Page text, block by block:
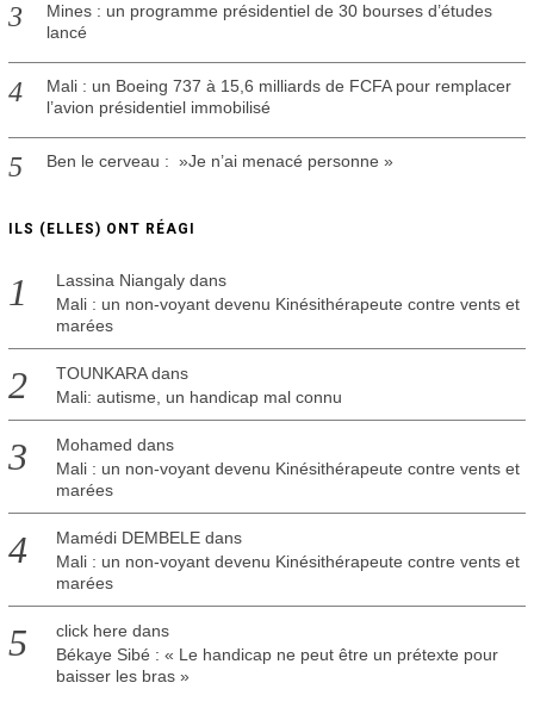
Mines : un programme présidentiel de 30 bourses d’études
lancé
Mali : un Boeing 737 à 15,6 milliards de FCFA pour remplacer
l’avion présidentiel immobilisé
Ben le cerveau : »Je n’ai menacé personne »
ILS (ELLES) ONT RÉAGI
Lassina Niangalydans
Mali : un non-voyant devenu Kinésithérapeute contre vents et
marées
TOUNKARAdans
Mali: autisme, un handicap mal connu
Mohamed dans
Mali : un non-voyant devenu Kinésithérapeute contre vents et
marées
Mamédi DEMBELEdans
Mali : un non-voyant devenu Kinésithérapeute contre vents et
marées
click here dans
Békaye Sibé : « Le handicap ne peut être un prétexte pour
baisser les bras »